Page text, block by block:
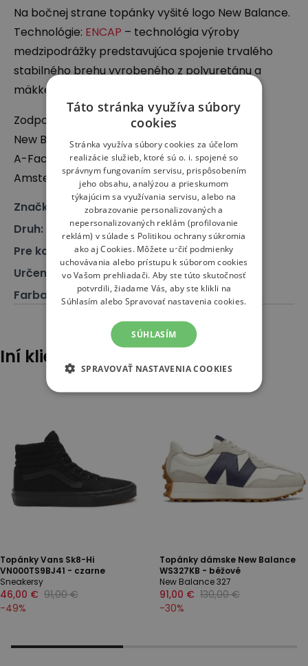
Na bočnej strane topánky vyšité logo New Balance.
Technológie: ENCAP – technológia výroby
medzipodrážky predstavujúca spojenie trvalého
stabilného brehu vyrobeného z polyuretánu a
mäkkej amortizačnej vrstvy
Zodpovedný subjekt:
New Balance Europe BV
A-Factorij, Pilotenstraat 35 – 45, 1059 CH
Amsterdam, The Netherlands
Značka
New Balance
Druh:
Obuv, Sneakersy
Pre koho
Pre neho
Určenie
Klasické topánky
Farba
Béžová
Iní klienti tiež pozerali
Topánky Vans Sk8-Hi
VN000TS9BJ41 - czarne
Sneakersy
46,00 € 91,00 €
-49%
Topánky dámske New Balance
WS327KB - béžové
New Balance 327
91,00 € 130,00 €
-30%
Táto stránka využíva súbory
cookies
Stránka využíva súbory cookies za účelom
realizácie služieb, ktoré sú o. i. spojené so
správnym fungovaním servisu, prispôsobením
jeho obsahu, analýzou a prieskumom
týkajúcim sa využívania servisu, alebo na
zobrazovanie personalizovaných a
nepersonalizovaných reklám (profilovanie
reklám) v súlade s Politikou ochrany súkromia
ako ajCookies. Môžete určiť podmienky
uchovávania alebo prístupu k súborom cookies
vo Vašom prehliadači. Aby ste túto skutočnosť
potvrdili, žiadame Vás, aby ste klikli na
Súhlasím alebo Spravovať nastavenia cookies.
SÚHLASÍM
SPRAVOVAŤ NASTAVENIA COOKIES